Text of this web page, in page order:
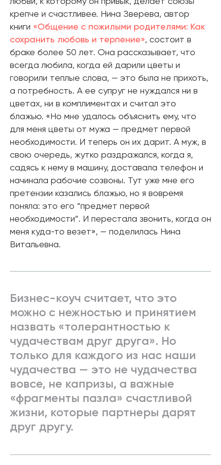
крепче и счастливее. Нина Зверева, автор
книги «Общение с пожилыми родителями: Как
сохранить любовь и терпение», состоит в
браке более 50 лет. Она рассказывает, что
всегда любила, когда ей дарили цветы и
говорили теплые слова, — это была не прихоть,
а потребность. А ее супруг не нуждался ни в
цветах, ни в комплиментах и считал это
блажью. «Но мне удалось объяснить ему, что
для меня цветы от мужа — предмет первой
необходимости. И теперь он их дарит. А муж, в
свою очередь, жутко раздражался, когда я,
садясь к нему в машину, доставала телефон и
начинала рабочие созвоны. Тут уже мне его
претензии казались блажью, но я вовремя
поняла: это его “предмет первой
необходимости”. И перестала звонить, когда он
меня куда-то везет», — поделилась Нина
Витальевна.
Бизнес-коуч считает, что это
можно с нежностью и принятием
назвать «толерантностью к
чудачествам друг друга». Но
только для каждого из нас наши
чудачества — это не чудачества
вовсе, не капризы, а важные
«фрагменты пазла» счастливой
жизни, которые партнеры дарят
друг другу.